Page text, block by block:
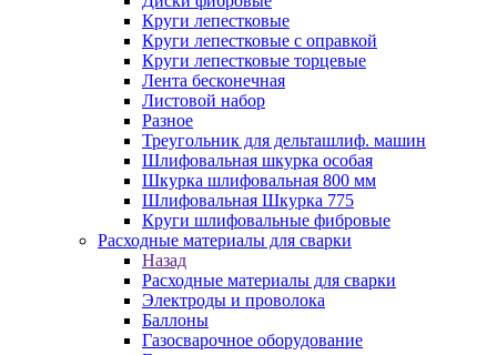
Круги лепестковые
Круги лепестковые с оправкой
Круги лепестковые торцевые
Лента бесконечная
Листовой набор
Разное
Треугольник для дельташлиф. машин
Шлифовальная шкурка особая
Шкурка шлифовальная 800 мм
Шлифовальная Шкурка 775
Круги шлифовальные фибровые
Расходные материалы для сварки
Назад
Расходные материалы для сварки
Электроды и проволока
Баллоны
Газосварочное оборудование